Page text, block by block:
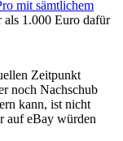
mit sämtlichem
als 1.000 Euro dafür
Zeitpunkt
noch Nachschub
kann, ist nicht
auf eBay würden